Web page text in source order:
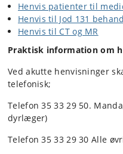
Henvis patienter til
Henvis til Jod 131
Henvis til CT og MR
Praktisk information om
Ved akutte henvisninger
telefonisk;
Telefon 35 33 29 50.
dyrlæger)
Telefon 35 33 29 30 Alle